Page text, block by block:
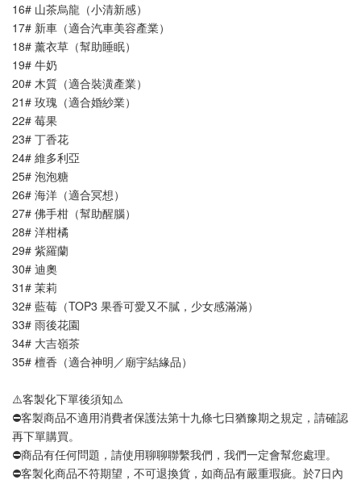
16# 山茶烏龍（小清新感）
17# 新車（適合汽車美容產業）
18# 薰衣草（幫助睡眠）
19# 牛奶
20# 木質（適合裝潢產業）
21# 玫瑰（適合婚紗業）
22# 莓果
23# 丁香花
24# 維多利亞
25# 泡泡糖
26# 海洋（適合冥想）
27# 佛手柑（幫助醒腦）
28# 洋柑橘
29# 紫羅蘭
30# 迪奧
31# 茉莉
32# 藍莓（TOP3 果香可愛又不膩，少女感滿滿）
33# 雨後花園
34# 大吉嶺茶
35# 檀香（適合神明／廟宇結緣品）
⚠️客製化下單後須知⚠️
⛔客製商品不適用消費者保護法第十九條七日猶豫期之規定，請確認
再下單購買。
⛔商品有任何問題，請使用聊聊聯繫我們，我們一定會幫您處理。
⛔客製化商品不符期望，不可退換貨，如商品有嚴重瑕疵。於7日內